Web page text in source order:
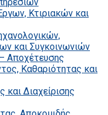
Κτιριακών και
και Συγκοινωνιών
Αποχέτευσης
Καθαριότητας και
και Διαχείρισης